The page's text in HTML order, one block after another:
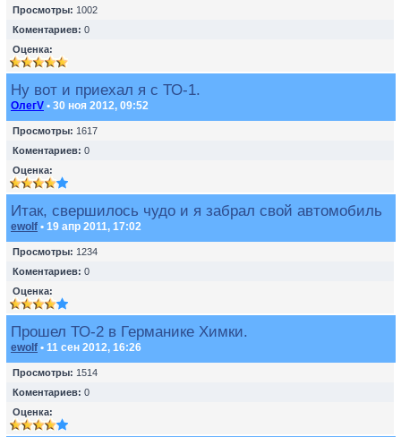
Просмотры: 1002
Коментариев: 0
Оценка:
Ну вот и приехал я с ТО-1.
ОлегV • 30 ноя 2012, 09:52
Просмотры: 1617
Коментариев: 0
Оценка:
Итак, свершилось чудо и я забрал свой автомобиль
ewolf • 19 апр 2011, 17:02
Просмотры: 1234
Коментариев: 0
Оценка:
Прошел ТО-2 в Германике Химки.
ewolf • 11 сен 2012, 16:26
Просмотры: 1514
Коментариев: 0
Оценка: